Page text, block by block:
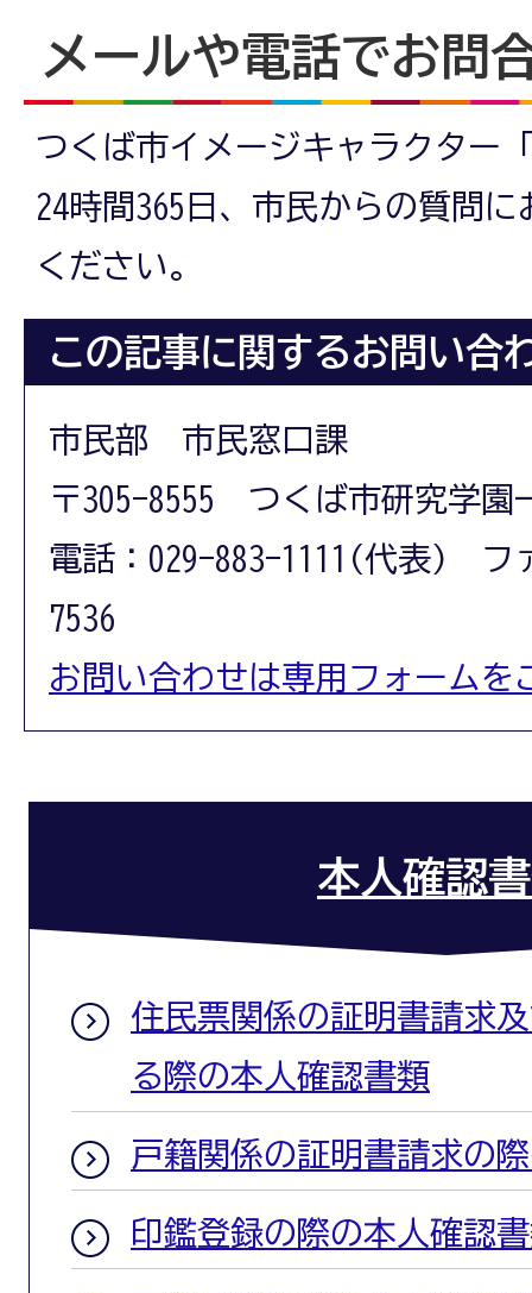
メールや電話でお問
つくば市イメージキャラクター
24時間365日、市民からの質問
ください。
この記事に関するお問い合
市民部 市民窓口課
〒305-8555 つくば市研究学園
電話：029-883-1111(代表) フ
7536
お問い合わせは専用フォームを
本人確認
住民票関係の証明書請求
る際の本人確認書類
戸籍関係の証明書請求の
印鑑登録の際の本人確認